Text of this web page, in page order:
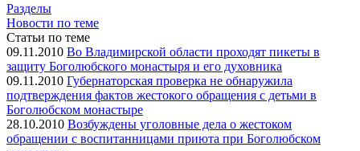
Разделы
Новости по теме
Статьи по теме
09.11.2010 Во Владимирской области проходят пикеты в
защиту Боголюбского монастыря и его духовника
09.11.2010 Губернаторская проверка не обнаружила
подтверждения фактов жестокого обращения с детьми в
Боголюбском монастыре
28.10.2010 Возбуждены уголовные дела о жестоком
обращении с воспитанницами приюта при Боголюбском